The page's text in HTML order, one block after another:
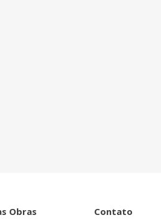
Obras Contato